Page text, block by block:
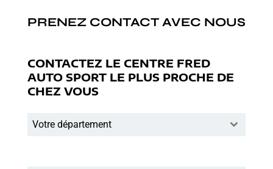
PRENEZ CONTACT AVEC NOUS
CONTACTEZ LE CENTRE FRED
AUTO SPORT LE PLUS PROCHE DE
CHEZ VOUS
Votre département